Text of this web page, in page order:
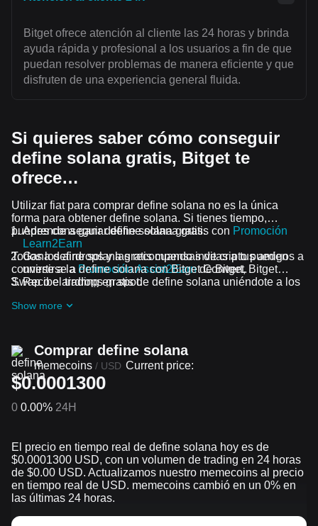
Bitget ofrece atención al cliente las 24 horas y brinda
ayuda rápida y profesional a los usuarios a fin de que
puedan resolver problemas de manera eficiente y que
disfruten de una experiencia general fluida.
Si quieres saber cómo conseguir
define solana gratis, Bitget te
ofrece…
Utilizar fiat para comprar define solana no es la única
forma para obtener define solana. Si tienes tiempo,
puedes conseguir define solana gratis.
Aprende a ganar define solana gratis con Promoción
Learn2Earn
Gana define solana gratis cuando invitas a tus amigos a
unirse a la Promoción Assist2Earnde Bitget.
Recibe airdrops gratis de define solana uniéndote a los
Todos los airdrops y las recompensas de cripto pueden
convertirse a define solana con Bitget Convert, Bitget
Swap o el trading en spot.
Show more
Comprar define solana
memecoins / USD Current price:
$0.0001300
0 0.00% 24H
El precio en tiempo real de define solana hoy es de
$0.0001300 USD, con un volumen de trading en 24 horas
de $0.00 USD. Actualizamos nuestro memecoins al precio
en tiempo real de USD. memecoins cambió en un 0% en
las últimas 24 horas.